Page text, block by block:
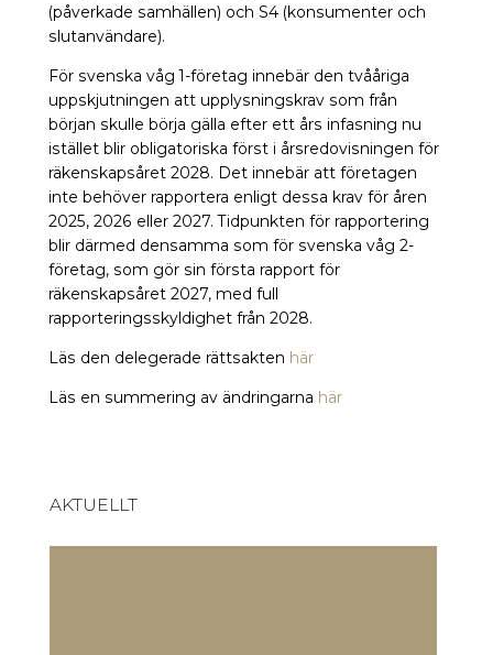
(påverkade samhällen) och S4 (konsumenter och
slutanvändare).
För svenska våg 1-företag innebär den tvååriga
uppskjutningen att upplysningskrav som från
början skulle börja gälla efter ett års infasning nu
istället blir obligatoriska först i årsredovisningen för
räkenskapsåret 2028. Det innebär att företagen
inte behöver rapportera enligt dessa krav för åren
2025, 2026 eller 2027. Tidpunkten för rapportering
blir därmed densamma som för svenska våg 2-
företag, som gör sin första rapport för
räkenskapsåret 2027, med full
rapporteringsskyldighet från 2028.
Läs den delegerade rättsakten här
Läs en summering av ändringarna här
AKTUELLT